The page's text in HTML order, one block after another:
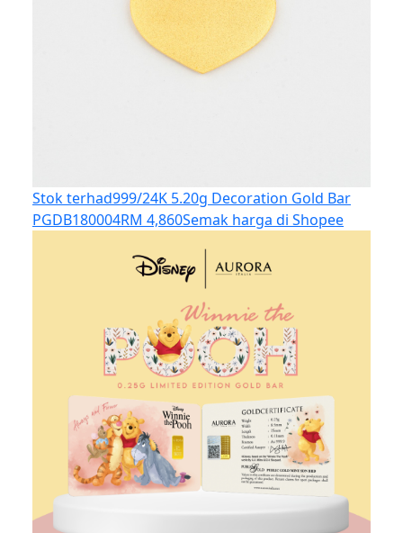
Stok terhad999/24K 5.20g Decoration Gold Bar
PGDB180004RM 4,860Semak harga di Shopee